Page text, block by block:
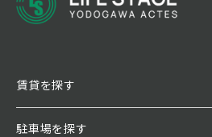
賃貸を探す
駐車場を探す